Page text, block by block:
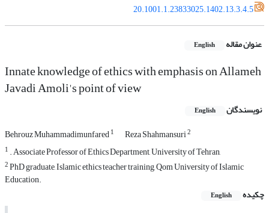
20.1001.1.23833025.1402.13.3.4.5
عنوان مقاله English
Innate knowledge of ethics with emphasis on Allameh
Javadi Amoli's point of view
نویسندگان English
Behrouz Muhammadimunfared1 Reza Shahmansuri2
1 . Associate Professor of Ethics Department, University of Tehran,
2PhD graduate, Islamic ethics teacher training, Qom University of Islamic
Education.
چکیده
English